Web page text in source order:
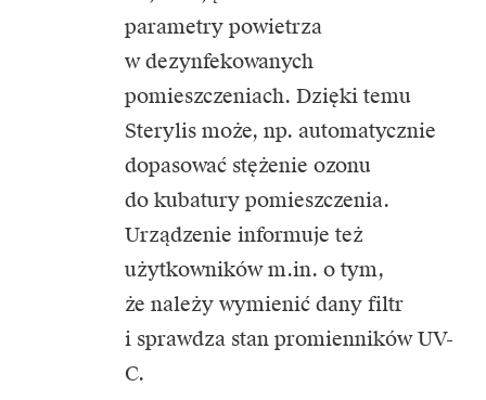
parametry powietrza
w dezynfekowanych
pomieszczeniach. Dzięki temu
Sterylis może, np. automatycznie
dopasować stężenie ozonu
do kubatury pomieszczenia.
Urządzenie informuje też
użytkowników m.in. o tym,
że należy wymienić dany filtr
i sprawdza stan promienników UV-
C.